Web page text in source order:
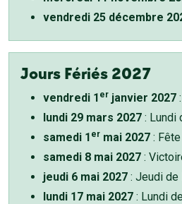
vendredi 25 décembre
Jours Fériés 2027
vendredi 1 er janvier 2027
lundi 29 mars 2027 : Lundi
samedi 1 er mai 2027 :
samedi 8 mai 2027 :
jeudi 6 mai 2027 : Jeudi de
lundi 17 mai 2027 : Lundi